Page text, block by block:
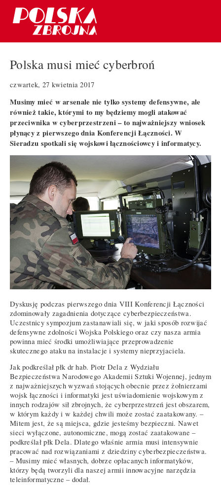
Polska musi mieć cyberbroń
czwartek, 27 kwietnia 2017
Musimy mieć w arsenale nie tylko systemy defensywne, ale
również takie, którymi to my będziemy mogli atakować
przeciwnika w cyberprzestrzeni – to najważniejszy wniosek
płynący z pierwszego dnia Konferencji Łączności. W
Sieradzu spotkali się wojskowi łącznościowcy i informatycy.
Dyskusję podczas pierwszego dnia VIII Konferencji Łączności
zdominowały zagadnienia dotyczące cyberbezpieczeństwa.
Uczestnicy sympozjum zastanawiali się, w jaki sposób rozwijać
defensywne zdolności Wojska Polskiego oraz czy nasza armia
powinna mieć środki umożliwiające przeprowadzenie
skutecznego ataku na instalacje i systemy nieprzyjaciela.
Jak podkreślał płk dr hab. Piotr Dela z Wydziału
Bezpieczeństwa Narodowego Akademii Sztuki Wojennej, jednym
z najważniejszych wyzwań stojących obecnie przez żołnierzami
wojsk łączności i informatyki jest uświadomienie wojskowym z
innych rodzajów sił zbrojnych, że cyberprzestrzeń jest obszarem,
w którym każdy i w każdej chwili może zostać zaatakowany. –
Mitem jest, że są miejsca, gdzie jesteśmy bezpieczni. Nawet
sieci wyłączone, autonomiczne, mogą zostać zaatakowane –
podkreślał płk Dela. Dlatego właśnie armia musi intensywnie
pracować nad rozwiązaniami z dziedziny cyberbezpieczeństwa.
– Musimy mieć własnych, dobrze opłacanych informatyków,
którzy będą tworzyli dla naszej armii innowacyjne narzędzia
teleinformatyczne – dodał.